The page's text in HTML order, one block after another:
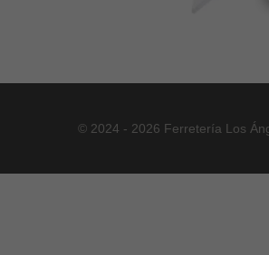
© 2024 - 2026 Ferretería Los